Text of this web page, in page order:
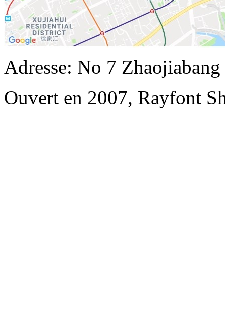
Adresse: No 7
Ouvert en 2007, Rayfont